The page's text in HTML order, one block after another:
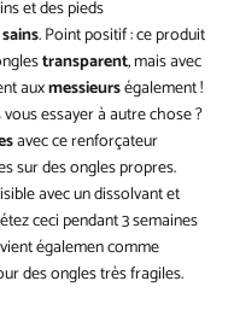
et des pieds
. Point positif : ce produit
transparent, mais avec
auxmessieurségalement !
essayer à autre chose ?
avec ce renforçateur
sur des ongles propres.
avec un dissolvant et
ceci pendant 3 semaines
égalemen comme
des ongles très fragiles.